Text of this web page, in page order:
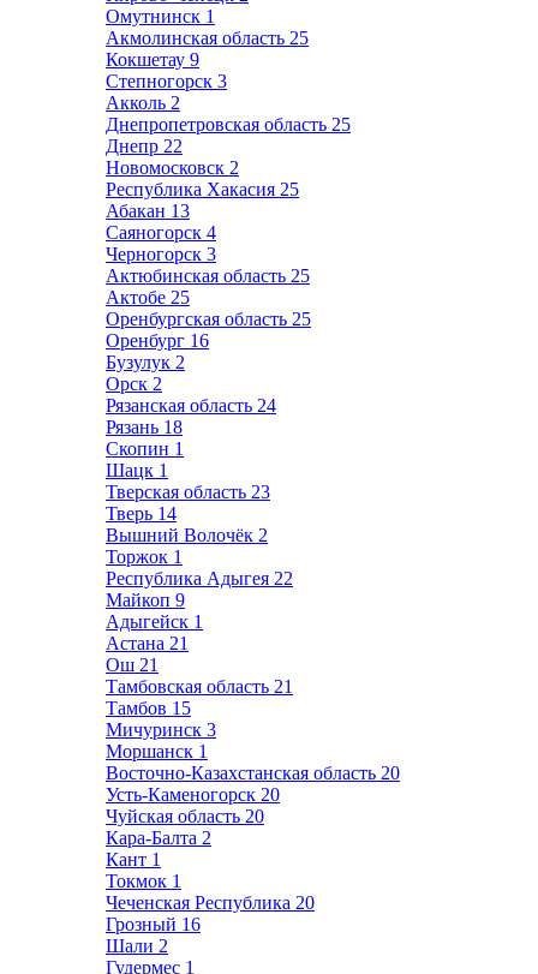
Омутнинск 1
Акмолинская область 25
Кокшетау 9
Степногорск 3
Акколь 2
Днепропетровская область 25
Днепр 22
Новомосковск 2
Республика Хакасия 25
Абакан 13
Саяногорск 4
Черногорск 3
Актюбинская область 25
Актобе 25
Оренбургская область 25
Оренбург 16
Бузулук 2
Орск 2
Рязанская область 24
Рязань 18
Скопин 1
Шацк 1
Тверская область 23
Тверь 14
Вышний Волочёк 2
Торжок 1
Республика Адыгея 22
Майкоп 9
Адыгейск 1
Астана 21
Ош 21
Тамбовская область 21
Тамбов 15
Мичуринск 3
Моршанск 1
Восточно-Казахстанская область 20
Усть-Каменогорск 20
Чуйская область 20
Кара-Балта 2
Кант 1
Токмок 1
Чеченская Республика 20
Грозный 16
Шали 2
Гудермес 1